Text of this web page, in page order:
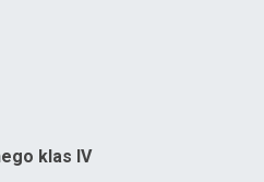
klas IV